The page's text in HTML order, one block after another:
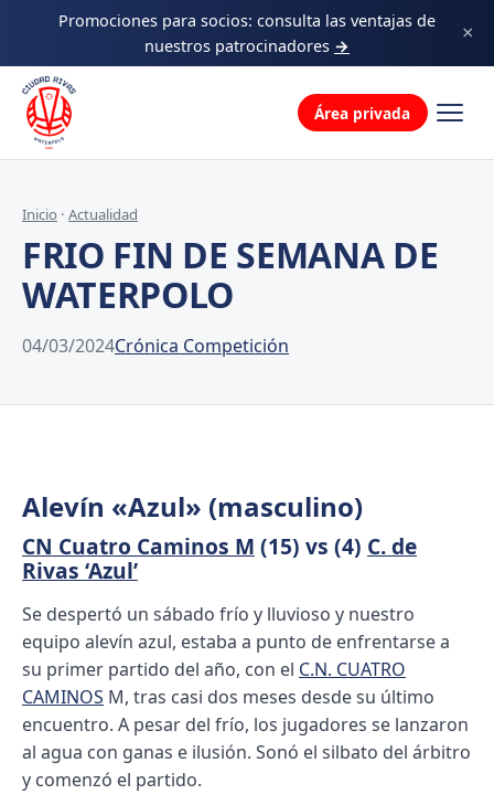
Promociones para socios: consulta las ventajas de
nuestros patrocinadores →
×
Decálogo
Área privada
Inicio · Actualidad
FRIO FIN DE SEMANA DE
WATERPOLO
04/03/2024Crónica Competición
Alevín «Azul» (masculino)
CN Cuatro Caminos M (15) vs (4) C. de
Rivas ‘Azul’
Se despertó un sábado frío y lluvioso y nuestro
equipo alevín azul, estaba a punto de enfrentarse a
su primer partido del año, con el C.N. CUATRO
CAMINOS M, tras casi dos meses desde su último
encuentro. A pesar del frío, los jugadores se lanzaron
al agua con ganas e ilusión. Sonó el silbato del árbitro
y comenzó el partido.